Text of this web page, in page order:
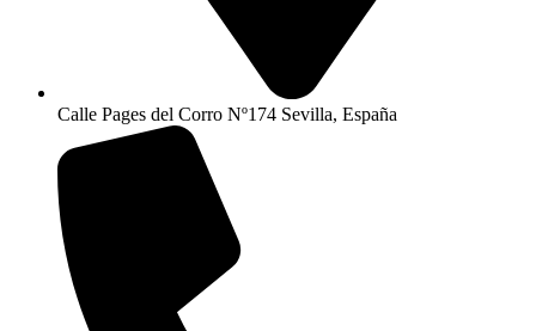
Calle Pages del Corro Nº174 Sevilla, España